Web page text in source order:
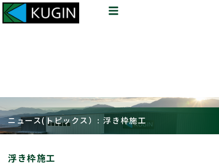
ニュース(トピックス）: 浮き枠施工
浮き枠施工